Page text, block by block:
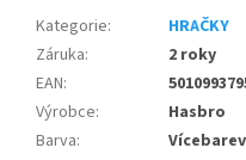
Kategorie:
HRAČKY
Záruka:
2 roky
EAN:
Výrobce:
Hasbro
Barva: